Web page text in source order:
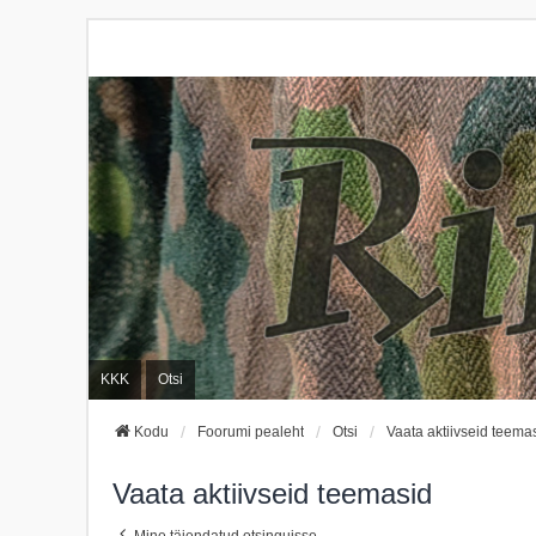
KKK Otsi
Kodu Foorumi pealeht Otsi Vaata aktiivseid
Vaata aktiivseid teemasid